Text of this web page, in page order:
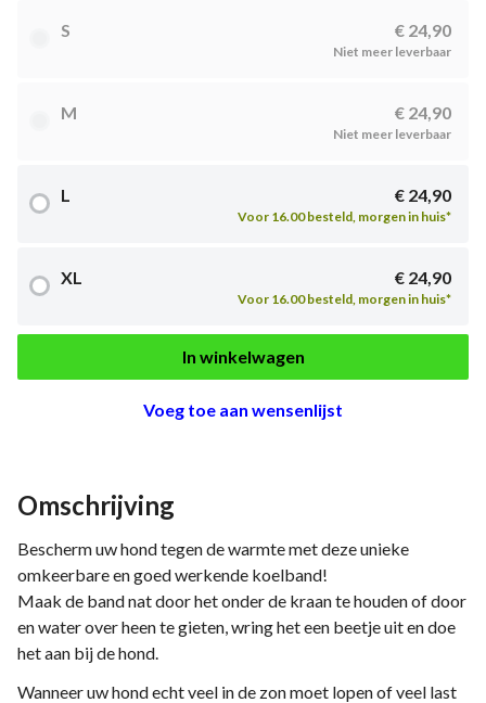
S € 24,90
Niet meer leverbaar
M € 24,90
Niet meer leverbaar
L € 24,90
Voor 16.00 besteld, morgen in huis*
XL € 24,90
Voor 16.00 besteld, morgen in huis*
In winkelwagen
Voeg toe aan wensenlijst
Omschrijving
Bescherm uw hond tegen de warmte met deze unieke
omkeerbare en goed werkende koelband!
Maak de band nat door het onder de kraan te houden of door
en water over heen te gieten, wring het een beetje uit en doe
het aan bij de hond.
Wanneer uw hond echt veel in de zon moet lopen of veel last